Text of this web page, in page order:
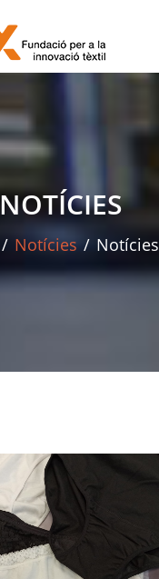
NOTÍCIES
/ Notícies / Notícies